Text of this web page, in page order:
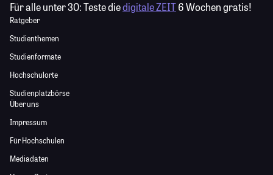
Für alle unter 30:Teste diedigitale ZEIT6 Wochen gratis!
Ratgeber
Studienthemen
Studienformate
Hochschulorte
Studienplatzbörse
Über uns
Impressum
Für Hochschulen
Mediadaten